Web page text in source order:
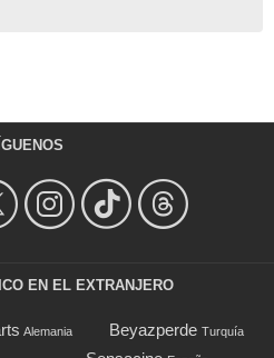
EN EL EXTRANJERO
Alemania Beyazperde Turquía